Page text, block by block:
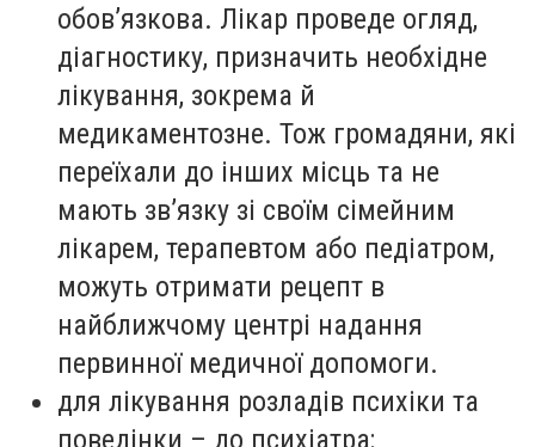
обов’язкова. Лікар проведе огляд,
діагностику, призначить необхідне
лікування, зокрема й
медикаментозне. Тож громадяни, які
переїхали до інших місць та не
мають звʼязку зі своїм сімейним
лікарем, терапевтом або педіатром,
можуть отримати рецепт в
найближчому центрі надання
первинної медичної допомоги.
для лікування розладів психіки та
поведінки – до психіатра;